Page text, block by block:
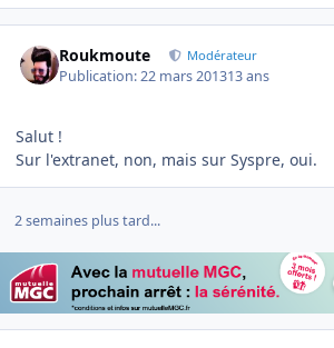
Roukmoute Modérateur
Publication:22 mars 201313 ans
Salut !
Sur l'extranet, non, mais sur Syspre, oui.
2 semaines plus tard...